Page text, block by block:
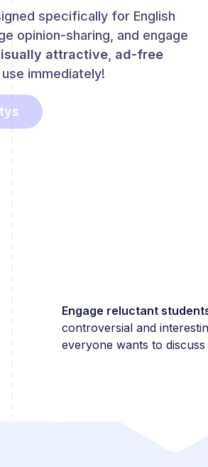
specifically for English
opinion-sharing, and engage
attractive ad-free
immediately!
Engage reluctant
controversial and
everyone wants to discuss